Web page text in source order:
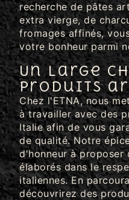
recherche de pâtes
extra vierge, de
fromages affinés,
votre bonheur parmi
Un large
produits
Chez l'ETNA, nous
à travailler avec des
Italie afin de vous
de qualité. Notre
d'honneur à proposer
élaborés dans le
italiennes. En
découvrirez des